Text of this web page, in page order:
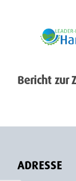
Bericht zur
ADRESSE